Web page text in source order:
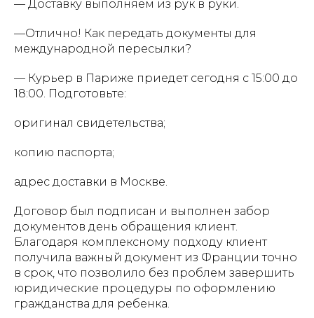
— Доставку выполняем из рук в руки.
—Отлично! Как передать документы для
международной пересылки?
— Курьер в Париже приедет сегодня с 15:00 до
18:00. Подготовьте:
оригинал свидетельства;
копию паспорта;
адрес доставки в Москве.
Договор был подписан и выполнен забор
документов день обращения клиент.
Благодаря комплексному подходу клиент
получила важный документ из Франции точно
в срок, что позволило без проблем завершить
юридические процедуры по оформлению
гражданства для ребенка.